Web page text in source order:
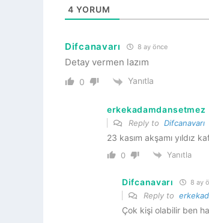
4 YORUM
Difcanavarı 8 ay önce
Detay vermen lazım
0 Yanıtla
erkekadamdansetmez
Reply to Difcanavarı
23 kasım akşamı yıldız
0 Yanıtla
Difcanavarı 8 ay
Reply to
Çok kişi olabilir ben